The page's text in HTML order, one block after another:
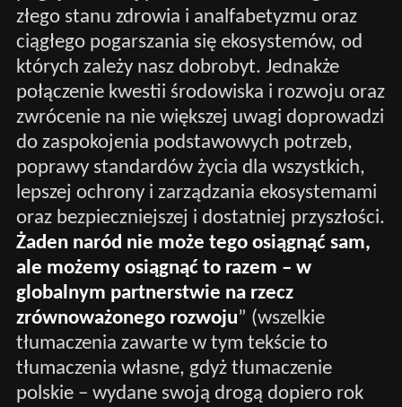
złego stanu zdrowia i analfabetyzmu oraz
ciągłego pogarszania się ekosystemów, od
których zależy nasz dobrobyt. Jednakże
połączenie kwestii środowiska i rozwoju oraz
zwrócenie na nie większej uwagi doprowadzi
do zaspokojenia podstawowych potrzeb,
poprawy standardów życia dla wszystkich,
lepszej ochrony i zarządzania ekosystemami
oraz bezpieczniejszej i dostatniej przyszłości.
Żaden naród nie może tego osiągnąć sam,
ale możemy osiągnąć to razem – w
globalnym partnerstwie na rzecz
zrównoważonego rozwoju” (wszelkie
tłumaczenia zawarte w tym tekście to
tłumaczenia własne, gdyż tłumaczenie
polskie – wydane swoją drogą dopiero rok